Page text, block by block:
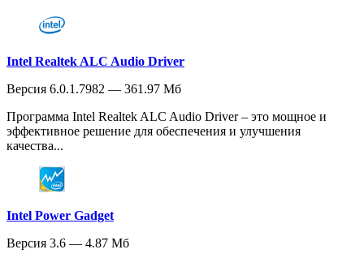
Intel Realtek ALC Audio Driver
Версия 6.0.1.7982 — 361.97 Мб
Программа Intel Realtek ALC Audio Driver – это мощное и
эффективное решение для обеспечения и улучшения
качества...
Intel Power Gadget
Версия 3.6 — 4.87 Мб